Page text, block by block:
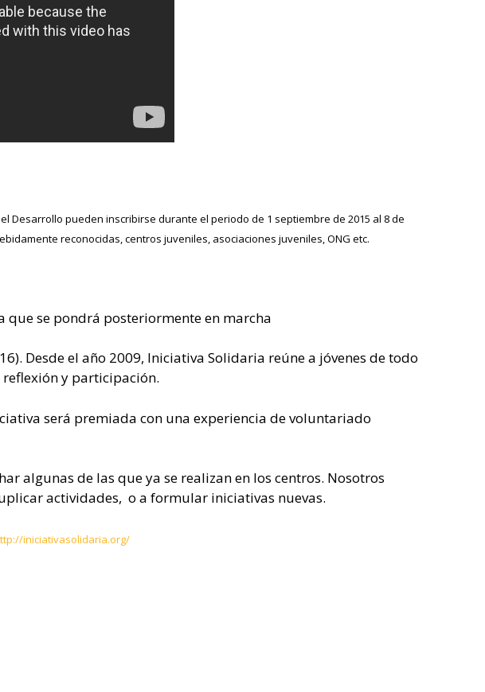
Desarrollo pueden inscribirse durante el periodo de 1 septiembre de 2015 al 8 de
reconocidas, centros juveniles, asociaciones juveniles, ONG etc.
se pondrá posteriormente en marcha
Desde el año 2009, Iniciativa Solidaria reúne a jóvenes de todo
y participación.
será premiada con una experiencia de voluntariado
algunas de las que ya se realizan en los centros. Nosotros
actividades, o a formular iniciativas nuevas.
iniciativasolidaria.org/